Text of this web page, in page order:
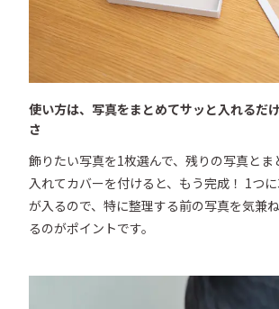
使い方は、写真をまとめてサッと入れるだ
さ
飾りたい写真を1枚選んで、残りの写真とま
入れてカバーを付けると、もう完成！ 1つ
が入るので、特に整理する前の写真を気兼
るのがポイントです。